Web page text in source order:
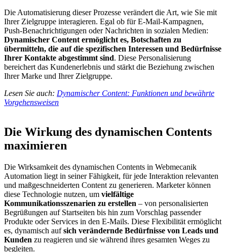
Die Automatisierung dieser Prozesse verändert die Art, wie Sie mit
Ihrer Zielgruppe interagieren. Egal ob für E-Mail-Kampagnen,
Push-Benachrichtigungen oder Nachrichten in sozialen Medien:
Dynamischer Content ermöglicht es, Botschaften zu
übermitteln, die auf die spezifischen Interessen und Bedürfnisse
Ihrer Kontakte abgestimmt sind. Diese Personalisierung
bereichert das Kundenerlebnis und stärkt die Beziehung zwischen
Ihrer Marke und Ihrer Zielgruppe.
Lesen Sie auch: Dynamischer Content: Funktionen und bewährte
Vorgehensweisen
Die Wirkung des dynamischen Contents
maximieren
Die Wirksamkeit des dynamischen Contents in Webmecanik
Automation liegt in seiner Fähigkeit, für jede Interaktion relevanten
und maßgeschneiderten Content zu generieren. Marketer können
diese Technologie nutzen, um vielfältige
Kommunikationsszenarien zu erstellen – von personalisierten
Begrüßungen auf Startseiten bis hin zum Vorschlag passender
Produkte oder Services in den E-Mails. Diese Flexibilität ermöglicht
es, dynamisch aufsich verändernde Bedürfnisse von Leads und
Kunden zu reagieren und sie während ihres gesamten Weges zu
begleiten.